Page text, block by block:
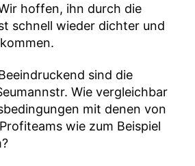
hoffen, ihn durch die
schnell wieder dichter und
sind die
Wie vergleichbar
mit denen von
wie zum Beispiel